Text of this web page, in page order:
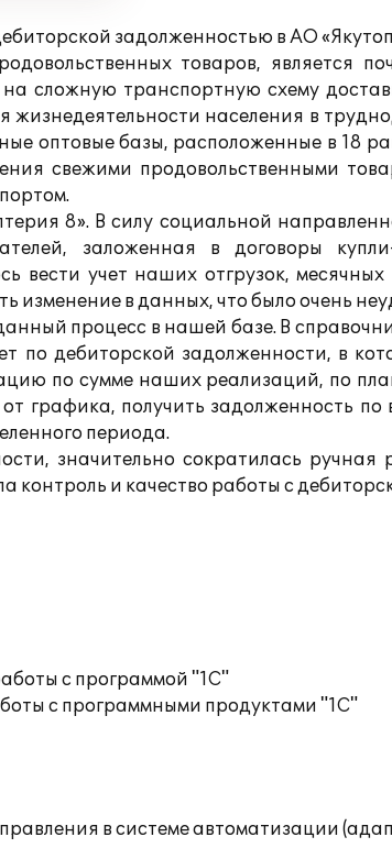
задолженностью в АО
товаров, является
сложную транспортную схему
населения в
оптовые базы, расположенные в 18
свежими продовольственными
8». В силу социальной
заложенная в договоры
вести учет наших отгрузок,
изменение в данных, что было очень
процесс в нашей базе. В
по дебиторской задолженности, в
по сумме наших реализаций, по
графика, получить задолженность
периода.
значительно сократилась
и качество работы с
с программой "1С"
с программными продуктами "1С"
в системе автоматизации